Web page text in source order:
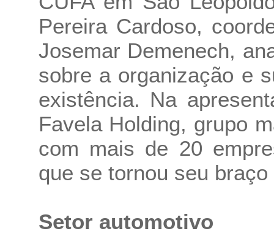
Pereira Cardoso,
Josemar Demenech,
sobre a organização e
existência. Na
Favela Holding, grupo
com mais de 20
que se tornou seu
Setor automotivo